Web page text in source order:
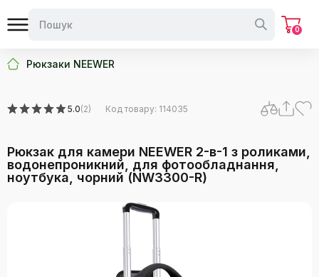
0
Рюкзаки NEEWER
5.0(2) Код товару: 114035
Рюкзак для камери NEEWER 2-в-1 з роликами,
водонепроникний, для фотообладнання,
ноутбука, чорний (NW3300-R)